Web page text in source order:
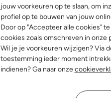
jouw voorkeuren op te slaan, om
profiel op te bouwen van jouw
Door op "Accepteer alle cookies"
cookies zoals omschreven in onze
Wil je je voorkeuren wijzigen? Via
toestemming ieder moment
indienen? Ga naar onze